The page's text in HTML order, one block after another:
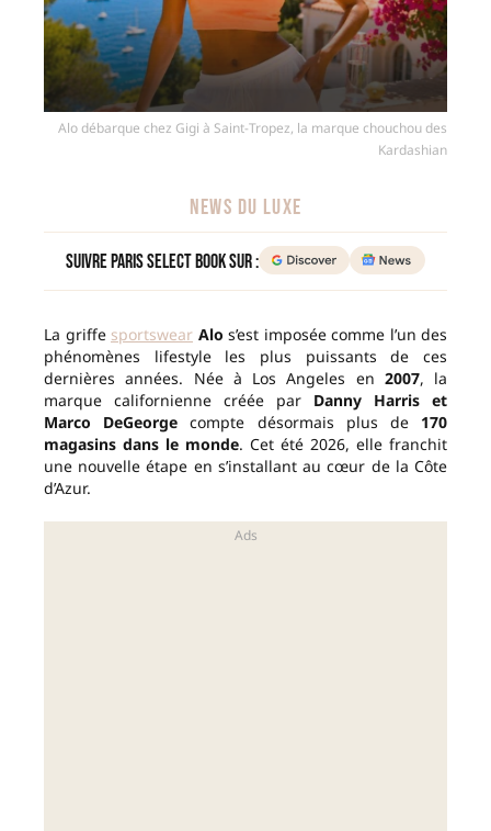
Alo débarque chez Gigi à Saint-Tropez, la marque chouchou des
Kardashian
NEWS DU LUXE
Suivre Paris Select Book sur :
La griffe sportswear Alo s’est imposée comme l’un des
phénomènes lifestyle les plus puissants de ces
dernières années. Née à Los Angeles en 2007, la
marque californienne créée par Danny Harris et
Marco DeGeorge compte désormais plus de 170
magasins dans le monde. Cet été 2026, elle franchit
une nouvelle étape en s’installant au cœur de la Côte
d’Azur.